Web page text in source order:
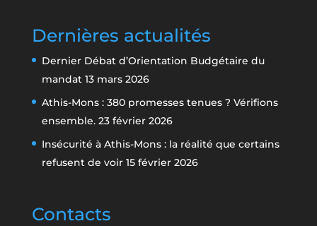
Dernières actualités
Dernier Débat d’Orientation Budgétaire du
mandat 13 mars 2026
Athis-Mons : 380 promesses tenues ? Vérifions
ensemble. 23 février 2026
Insécurité à Athis-Mons : la réalité que certains
refusent de voir 15 février 2026
Contacts